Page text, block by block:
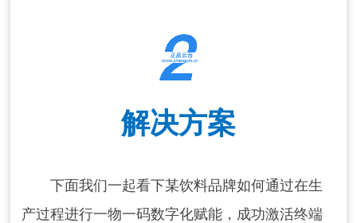
解决方案
下面我们一起看下某饮料品牌如何通过在生
产过程进行一物一码数字化赋能，成功激活终端